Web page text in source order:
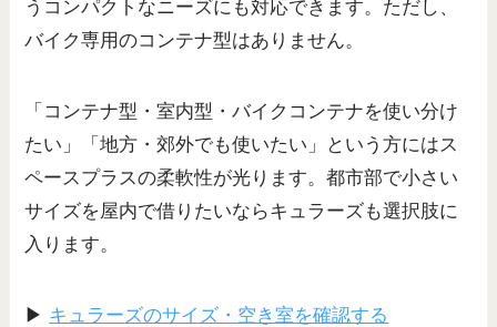
うコンパクトなニーズにも対応できます。ただし、
バイク専用のコンテナ型はありません。
「コンテナ型・室内型・バイクコンテナを使い分け
たい」「地方・郊外でも使いたい」という方にはス
ペースプラスの柔軟性が光ります。都市部で小さい
サイズを屋内で借りたいならキュラーズも選択肢に
入ります。
▶ キュラーズのサイズ・空き室を確認する